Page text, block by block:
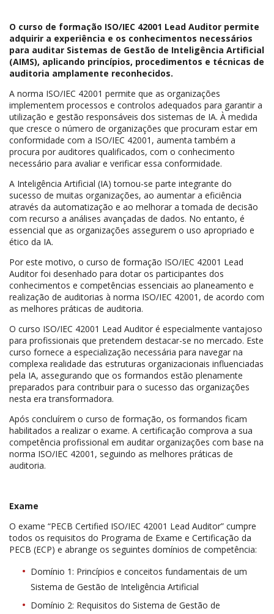
O curso de formação ISO/IEC 42001 Lead Auditor permite
adquirir a experiência e os conhecimentos necessários
para auditar Sistemas de Gestão de Inteligência Artificial
(AIMS), aplicando princípios, procedimentos e técnicas de
auditoria amplamente reconhecidos.
A norma ISO/IEC 42001 permite que as organizações
implementem processos e controlos adequados para garantir a
utilização e gestão responsáveis dos sistemas de IA. À medida
que cresce o número de organizações que procuram estar em
conformidade com a ISO/IEC 42001, aumenta também a
procura por auditores qualificados, com o conhecimento
necessário para avaliar e verificar essa conformidade.
A Inteligência Artificial (IA) tornou-se parte integrante do
sucesso de muitas organizações, ao aumentar a eficiência
através da automatização e ao melhorar a tomada de decisão
com recurso a análises avançadas de dados. No entanto, é
essencial que as organizações assegurem o uso apropriado e
ético da IA.
Por este motivo, o curso de formação ISO/IEC 42001 Lead
Auditor foi desenhado para dotar os participantes dos
conhecimentos e competências essenciais ao planeamento e
realização de auditorias à norma ISO/IEC 42001, de acordo com
as melhores práticas de auditoria.
O curso ISO/IEC 42001 Lead Auditor é especialmente vantajoso
para profissionais que pretendem destacar-se no mercado. Este
curso fornece a especialização necessária para navegar na
complexa realidade das estruturas organizacionais influenciadas
pela IA, assegurando que os formandos estão plenamente
preparados para contribuir para o sucesso das organizações
nesta era transformadora.
Após concluírem o curso de formação, os formandos ficam
habilitados a realizar o exame. A certificação comprova a sua
competência profissional em auditar organizações com base na
norma ISO/IEC 42001, seguindo as melhores práticas de
auditoria.
Exame
O exame “PECB Certified ISO/IEC 42001 Lead Auditor” cumpre
todos os requisitos do Programa de Exame e Certificação da
PECB (ECP) e abrange os seguintes domínios de competência:
Domínio 1: Princípios e conceitos fundamentais de um
Sistema de Gestão de Inteligência Artificial
Domínio 2: Requisitos do Sistema de Gestão de